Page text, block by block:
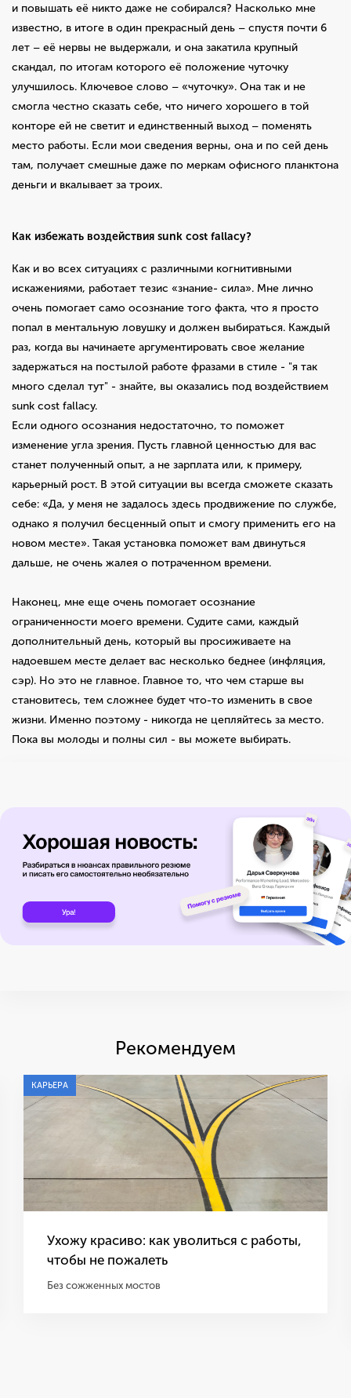
и повышать её никто даже не собирался? Насколько мне
известно, в итоге в один прекрасный день – спустя почти 6
лет – её нервы не выдержали, и она закатила крупный
скандал, по итогам которого её положение чуточку
улучшилось. Ключевое слово – «чуточку». Она так и не
смогла честно сказать себе, что ничего хорошего в той
конторе ей не светит и единственный выход – поменять
место работы. Если мои сведения верны, она и по сей день
там, получает смешные даже по меркам офисного планктона
деньги и вкалывает за троих.
Как избежать воздействия sunk cost fallacy?
Как и во всех ситуациях с различными когнитивными
искажениями, работает тезис «знание- сила». Мне лично
очень помогает само осознание того факта, что я просто
попал в ментальную ловушку и должен выбираться. Каждый
раз, когда вы начинаете аргументировать свое желание
задержаться на постылой работе фразами в стиле - "я так
много сделал тут" - знайте, вы оказались под воздействием
sunk cost fallacy.
Если одного осознания недостаточно, то поможет
изменение угла зрения. Пусть главной ценностью для вас
станет полученный опыт, а не зарплата или, к примеру,
карьерный рост. В этой ситуации вы всегда сможете сказать
себе: «Да, у меня не задалось здесь продвижение по службе,
однако я получил бесценный опыт и смогу применить его на
новом месте». Такая установка поможет вам двинуться
дальше, не очень жалея о потраченном времени.
Наконец, мне еще очень помогает осознание
ограниченности моего времени. Судите сами, каждый
дополнительный день, который вы просиживаете на
надоевшем месте делает вас несколько беднее (инфляция,
сэр). Но это не главное. Главное то, что чем старше вы
становитесь, тем сложнее будет что-то изменить в свое
жизни. Именно поэтому - никогда не цепляйтесь за место.
Пока вы молоды и полны сил - вы можете выбирать.
Рекомендуем
КАРЬЕРА
Ухожу красиво: как уволиться с работы,
чтобы не пожалеть
Без сожженных мостов